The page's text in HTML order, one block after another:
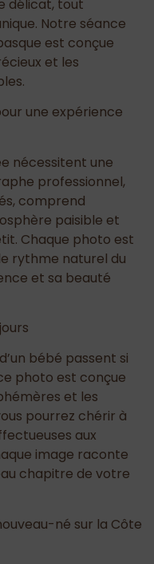
délicat, tout
Notre séance
est conçue
et les
une expérience
nécessitent une
professionnel,
comprend
paisible et
Chaque photo est
rythme naturel du
et sa beauté
bébé passent si
photo est conçue
et les
pourrez chérir à
aux
image raconte
chapitre de votre
né sur la Côte